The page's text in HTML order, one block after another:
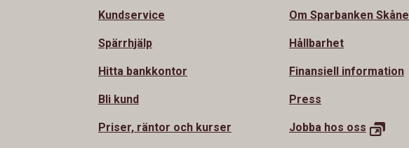
Kundservice
Spärrhjälp
Hitta bankkontor
Bli kund
Priser, räntor och kurser
Om Sparbanken Skåne
Hållbarhet
Finansiell information
Press
Jobba hos oss